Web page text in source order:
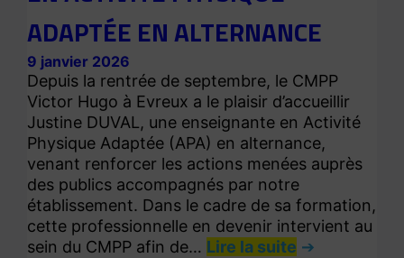
ADAPTÉE EN ALTERNANCE
9 janvier 2026
Depuis la rentrée de septembre, le CMPP
Victor Hugo à Evreux a le plaisir d’accueillir
Justine DUVAL, une enseignante en Activité
Physique Adaptée (APA) en alternance,
venant renforcer les actions menées auprès
des publics accompagnés par notre
établissement. Dans le cadre de sa formation,
cette professionnelle en devenir intervient au
sein du CMPP afin de… Lire la suite